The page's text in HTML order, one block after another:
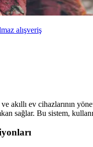
alışveriş
akıllı ev cihazlarının
sağlar. Bu sistem,